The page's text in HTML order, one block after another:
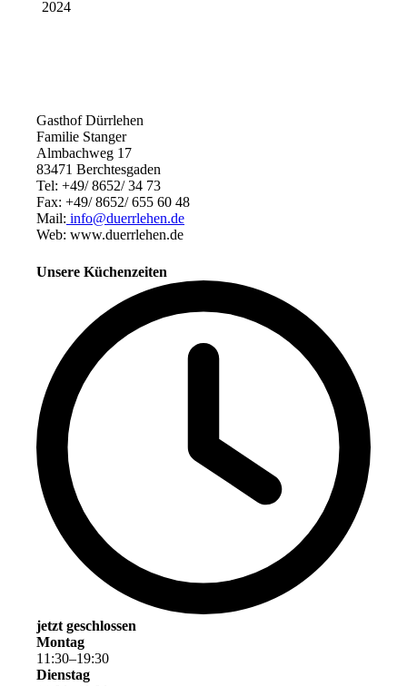
Gasthof Dürrlehen
Familie Stanger
Almbachweg 17
83471 Berchtesgaden
Tel: +49/ 8652/ 34 73
Fax: +49/ 8652/ 655 60 48
Mail: info@duerrlehen.de
Web: www.duerrlehen.de
Unsere Küchenzeiten
jetzt geschlossen
Montag
11 :30–19:30
Dienstag